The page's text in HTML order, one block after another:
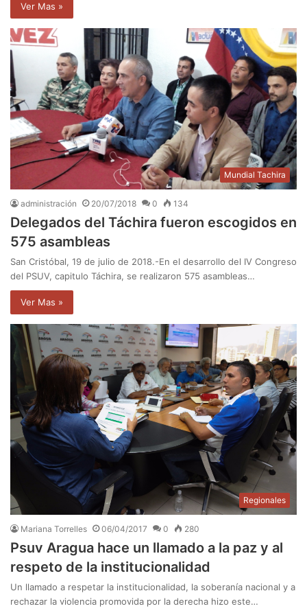
Ver Mas »
Mundial Tachira
administración 20/07/2018 0 134
Delegados del Táchira fueron escogidos en
575 asambleas
San Cristóbal, 19 de julio de 2018.-En el desarrollo del IV Congreso
del PSUV, capitulo Táchira, se realizaron 575 asambleas…
Ver Mas »
Regionales
Mariana Torrelles 06/04/2017 0 280
Psuv Aragua hace un llamado a la paz y al
respeto de la institucionalidad
Un llamado a respetar la institucionalidad, la soberanía nacional y a
rechazar la violencia promovida por la derecha hizo este…